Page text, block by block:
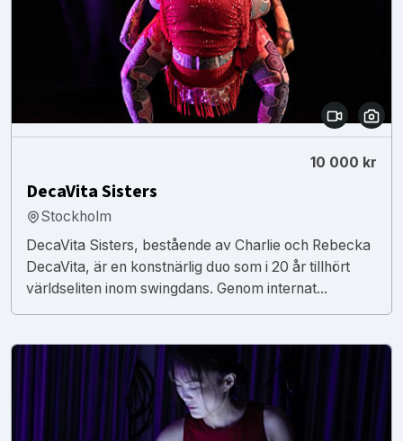
10 000 kr
DecaVita Sisters
Stockholm
DecaVita Sisters, bestående av Charlie och Rebecka
DecaVita, är en konstnärlig duo som i 20 år tillhört
världseliten inom swingdans. Genom internat...